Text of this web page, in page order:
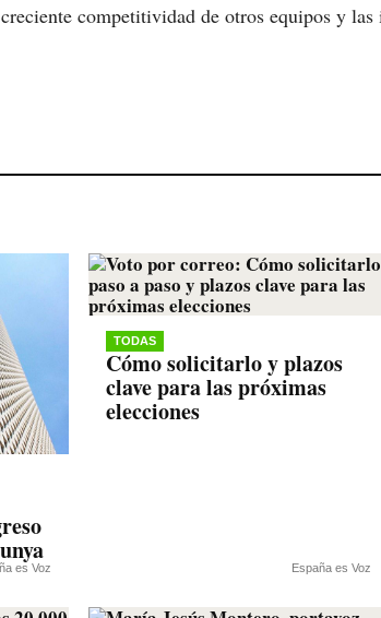
competitividad de otros equipos y las
es Voz
TODAS
Cómo solicitarlo y plazos
clave para las próximas
elecciones
España es Voz